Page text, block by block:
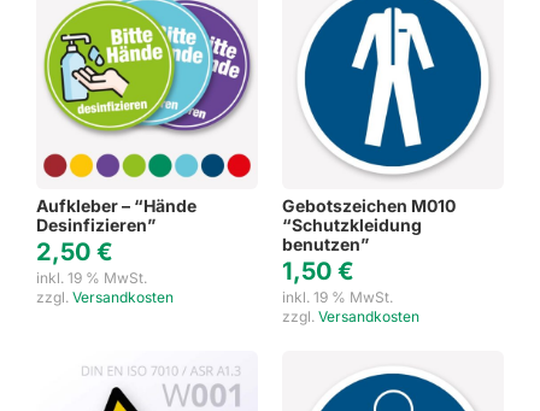
Aufkleber – “Hände
Desinfizieren”
2,50 €
inkl. 19 % MwSt.
zzgl. Versandkosten
Gebotszeichen M010
“Schutzkleidung
benutzen”
1,50 €
inkl. 19 % MwSt.
zzgl. Versandkosten